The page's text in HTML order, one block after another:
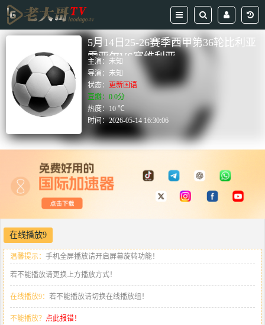
5月14日25-26赛季西甲第36轮比利亚
雷亚尔VS塞维利亚
主演： 未知
导演：未知
状态： 更新国语
豆瓣：0.0分
热度：10 ℃
时间：2026-05-14 16:30:06
在线播放9
温馨提示： 手机全屏播放请开启屏幕旋转功能！
若不能播放请更换上方播放方式！
在线播放9： 若不能播放请切换在线播放组！
不能播放？ 点此报错！